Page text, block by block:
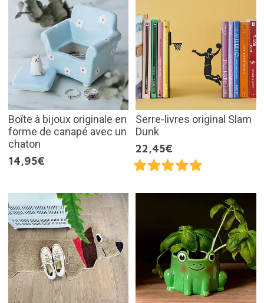
Boîte à bijoux originale en
forme de canapé avec un
chaton
14,95€
Serre-livres original Slam
Dunk
22,45€